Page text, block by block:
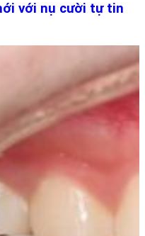
với nụ cười tự tin